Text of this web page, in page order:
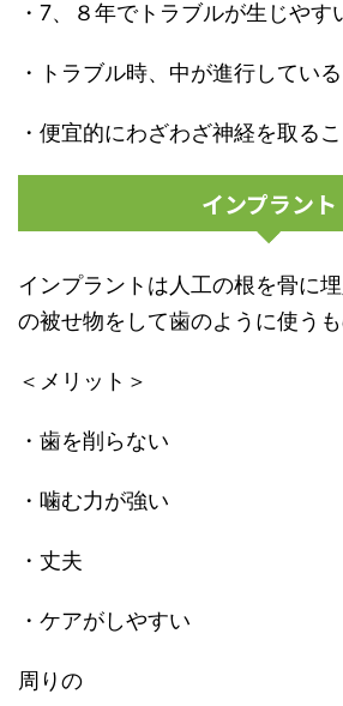
・7、８年でトラブルが生じやす
・トラブル時、中が進行してい
・便宜的にわざわざ神経を取る
インプラント
インプラントは人工の根を骨に
の被せ物をして歯のように使うも
＜メリット＞
・歯を削らない
・噛む力が強い
・丈夫
・ケアがしやすい
周りの